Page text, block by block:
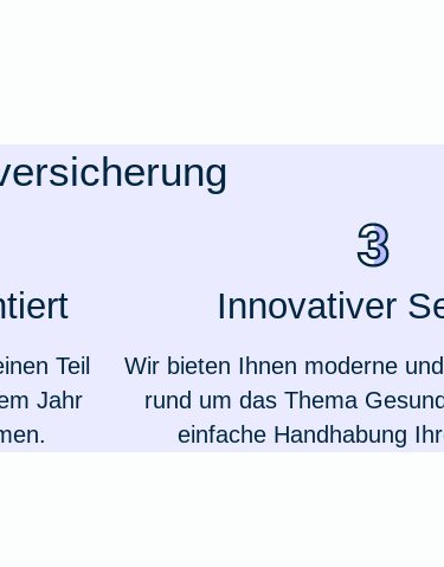
Weil du
Teil
Jahr
Innovativer
Wir bieten Ihnen moderne
rund um das Thema
einfache Handhabung